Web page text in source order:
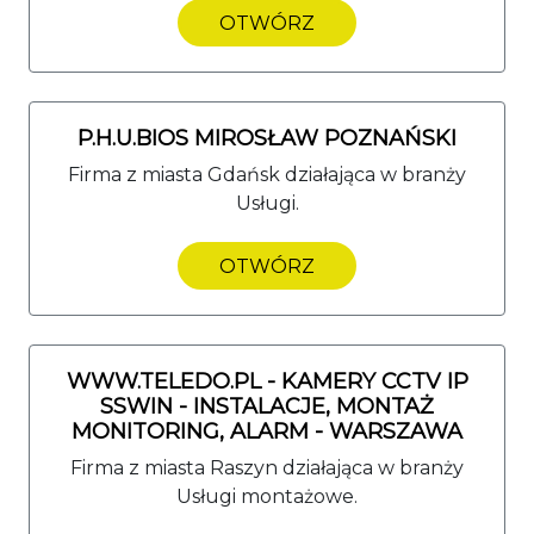
OTWÓRZ
P.H.U.BIOS MIROSŁAW POZNAŃSKI
Firma z miasta Gdańsk działająca w branży
Usługi.
OTWÓRZ
WWW.TELEDO.PL - KAMERY CCTV IP
SSWIN - INSTALACJE, MONTAŻ
MONITORING, ALARM - WARSZAWA
Firma z miasta Raszyn działająca w branży
Usługi montażowe.